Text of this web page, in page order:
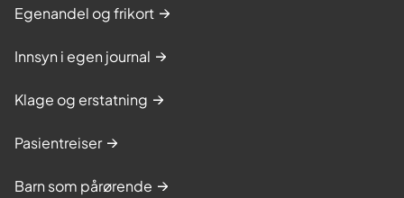
Egenandel og frikort
Innsyn i egen journal
Klage og erstatning
Pasientreiser
Barn som pårørende